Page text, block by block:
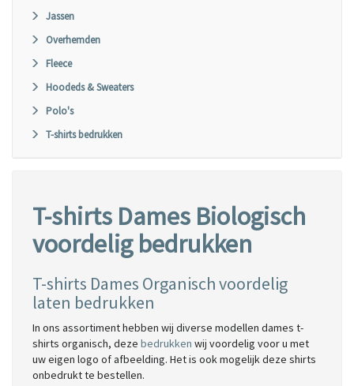
Jassen
Overhemden
Fleece
Hoodeds & Sweaters
Polo's
T-shirts bedrukken
T-shirts Dames Biologisch
voordelig bedrukken
T-shirts Dames Organisch voordelig
laten bedrukken
In ons assortiment hebben wij diverse modellen dames t-
shirts organisch, deze bedrukken wij voordelig voor u met
uw eigen logo of afbeelding. Het is ook mogelijk deze shirts
onbedrukt te bestellen.